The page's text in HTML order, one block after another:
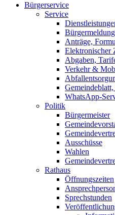
Bürgerservice
Service
Anträge,
Elektronischer
Abgaben,
Verkehr &
WhatsApp-
Politik
Bürgermeister
Ausschüsse
Wahlen
Rathaus
Öffnungszeiten
Sprechstunden